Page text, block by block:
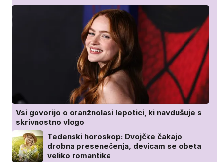
Vsi govorijo o oranžnolasi lepotici, ki navdušuje s
skrivnostno vlogo
Tedenski horoskop: Dvojčke čakajo
drobna presenečenja, devicam se obeta
veliko romantike